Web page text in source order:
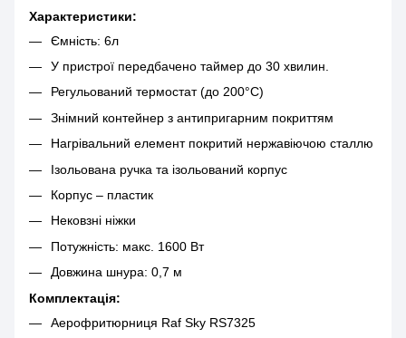
Характеристики:
Ємність: 6л
У пристрої передбачено таймер до 30 хвилин.
Регульований термостат (до 200°С)
Знімний контейнер з антипригарним покриттям
Нагрівальний елемент покритий нержавіючою сталлю
Ізольована ручка та ізольований корпус
Корпус – пластик
Нековзні ніжки
Потужність: макс. 1600 Вт
Довжина шнура: 0,7 м
Комплектація:
Аерофритюрниця Raf Sky RS7325